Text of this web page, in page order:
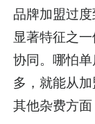
品牌加盟过
显著特征之
协同。哪怕
多，就能从
其他杂费方面